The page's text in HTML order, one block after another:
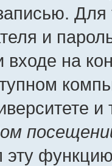
и
входе на
и
эту